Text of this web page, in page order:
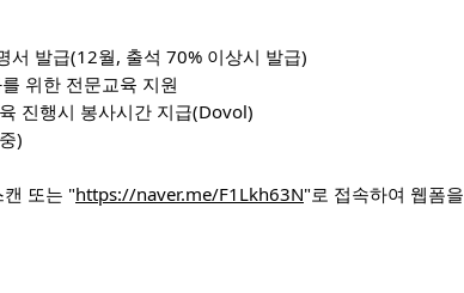
명서 발급(12월, 출석 70% 이상시 발급)
를 위한 전문교육 지원
육 진행시 봉사시간 지급(Dovol)
)
캔 또는 "
https://naver.me/F1Lkh63N"로 접속하여 웹폼을